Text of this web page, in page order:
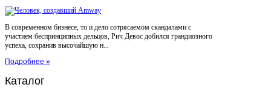
В современном бизнесе, то и дело сотрясаемом скандалами с
участием беспринципных дельцов, Рич Девос добился грандиозного
успеха, сохранив высочайшую н...
Подробнее »
Каталог